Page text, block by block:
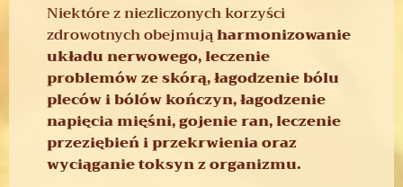
Niektóre z niezliczonych korzyści
zdrowotnych obejmująharmonizowanie
układu nerwowego, leczenie
problemów ze skórą, łagodzenie bólu
pleców i bólów kończyn, łagodzenie
napięcia mięśni, gojenie ran, leczenie
przeziębień i przekrwienia oraz
wyciąganie toksyn z organizmu.